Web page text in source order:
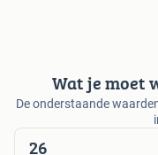
Wat je moet
De onderstaande
26